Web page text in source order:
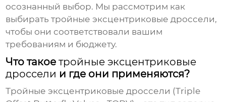
осознанный выбор. Мы рассмотрим как
выбиратьтройные эксцентриковые дроссели,
чтобы они соответствовали вашим
требованиям и бюджету.
Что такоетройные эксцентриковые
дроссели и где они применяются?
Тройные эксцентриковые дроссели (Triple